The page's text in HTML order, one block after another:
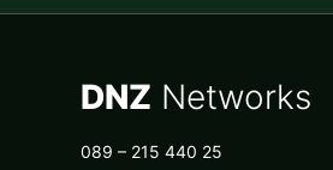
DNZ Networks
089 – 215 440 25